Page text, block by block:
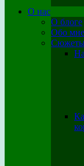
О нас
О блоге
Обо мне
Сюжеты